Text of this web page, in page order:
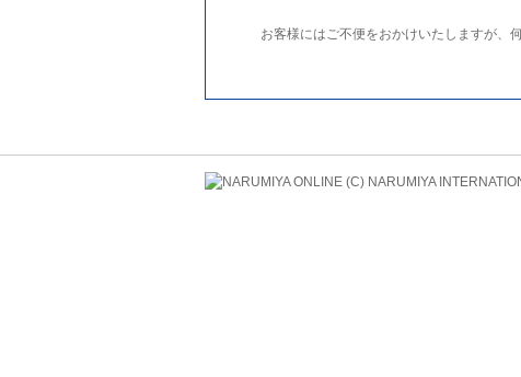
お客様にはご不便をおかけいたしますが、